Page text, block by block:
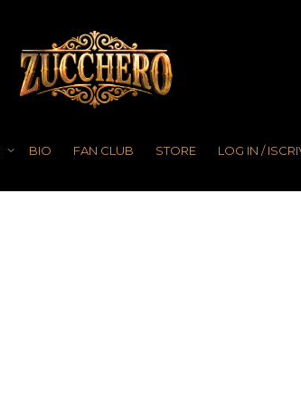
BIO FAN CLUB STORE LOG IN /